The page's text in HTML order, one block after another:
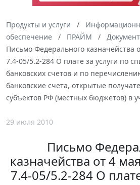
Продукты и услуги
обеспечение
ПРАЙМ
Письмо Федерального казначейства
7.4-05/5.2-284 О плате за услуги по
банковских счетов и по
банковские счета, открытые
субъектов РФ (местных бюджетов) в
29 июля 2010
Письмо
казначейства от 4
7.4-05/5.2-284 О